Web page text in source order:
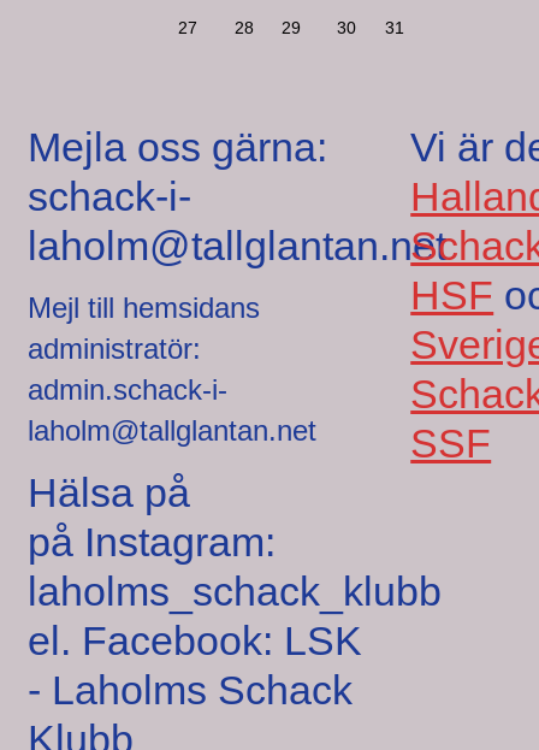
27 28 29 30 31
Mejla oss gärna:
schack-i-
laholm@tallglantan.net
Mejl till hemsidans
administratör:
admin.schack-i-
laholm@tallglantan.net
Hälsa på
på Instagram:
laholms_schack_klubb
el. Facebook: LSK
- Laholms Schack
Klubb
Vi är
HSF
SSF